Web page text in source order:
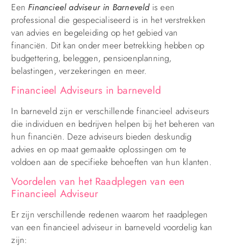
Een Financieel adviseur in Barneveldis een
professional die gespecialiseerd is in het verstrekken
van advies en begeleiding op het gebied van
financiën. Dit kan onder meer betrekking hebben op
budgettering, beleggen, pensioenplanning,
belastingen, verzekeringen en meer.
Financieel Adviseurs in barneveld
In barneveld zijn er verschillende financieel adviseurs
die individuen en bedrijven helpen bij het beheren van
hun financiën. Deze adviseurs bieden deskundig
advies en op maat gemaakte oplossingen om te
voldoen aan de specifieke behoeften van hun klanten.
Voordelen van het Raadplegen van een
Financieel Adviseur
Er zijn verschillende redenen waarom het raadplegen
van een financieel adviseur in barneveld voordelig kan
zijn: